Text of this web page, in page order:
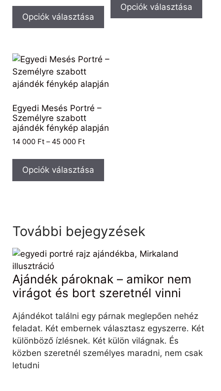
Opciók választása
Opciók választása
Egyedi Mesés Portré –
Személyre szabott
ajándék fénykép alapján
14 000 Ft – 45 000 Ft
Opciók választása
További bejegyzések
Ajándék pároknak – amikor nem
virágot és bort szeretnél vinni
Ajándékot találni egy párnak meglepően nehéz
feladat. Két embernek választasz egyszerre. Két
különböző ízlésnek. Két külön világnak. És
közben szeretnél személyes maradni, nem csak
letudni